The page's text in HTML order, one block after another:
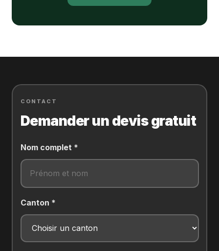
CONTACT
Demander un devis gratuit
Nom complet *
Canton *